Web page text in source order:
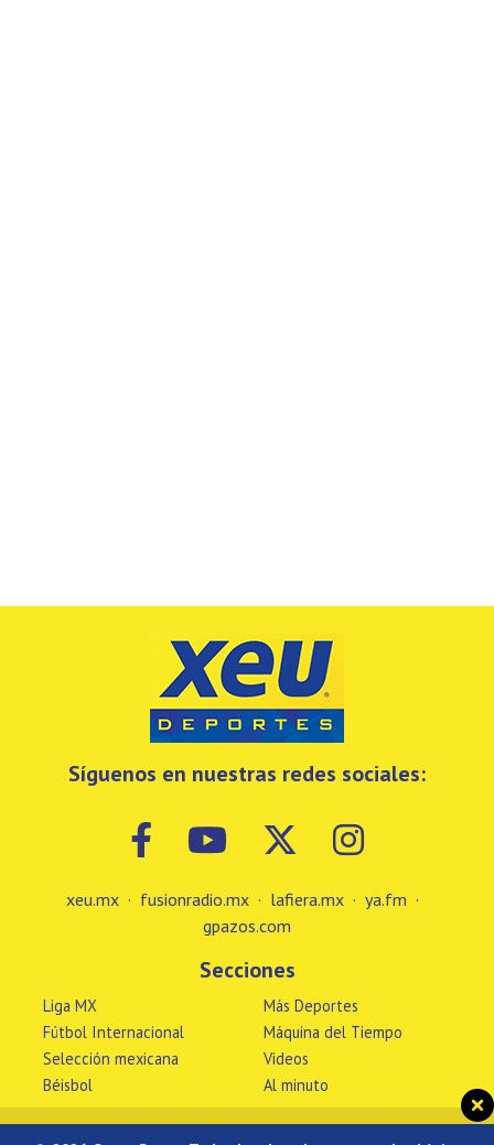
Síguenos en nuestras redes sociales:
xeu.mx · fusionradio.mx · lafiera.mx · ya.fm ·
gpazos.com
Secciones
Liga MX
Fútbol Internacional
Selección mexicana
Béisbol
Más Deportes
Máquina del Tiempo
Videos
Al minuto